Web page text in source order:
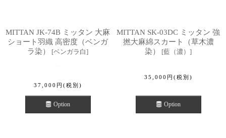
MITTAN JK-74B ミッタン 大麻
ショート羽織 高密度（ベンガ
ラ染）
[ベンガラ白]
37,000 円 (税別)
Option
MITTAN SK-03DC ミッタン 強
撚大麻綿スカート（草木濃
染）
[藍（濃） ]
35,000 円 (税別)
Option